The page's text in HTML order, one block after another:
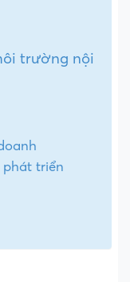
trường nội
phát triển